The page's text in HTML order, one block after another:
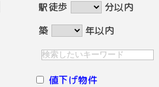
駅徒歩 分以内
築 年以内
値下げ物件